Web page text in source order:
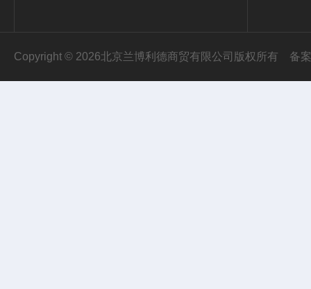
Copyright © 2026北京兰博利德商贸有限公司版权所有 备